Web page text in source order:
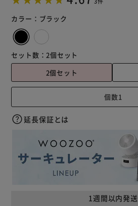
カラー： ブラック
セット数： 2個セット
2個セット
1週間以内発送
延長保証とは